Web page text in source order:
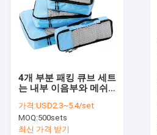
회사 소개
연락처
픽크닉 냉각기 부대
4개 부분 패킹 큐브 세트
는 내부 이음부와 메쉬
가격:USD2.3~5.4/set
MOQ:500sets
최신 가격 받기